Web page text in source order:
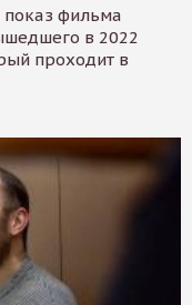
показ фильма
в 2022
проходит в